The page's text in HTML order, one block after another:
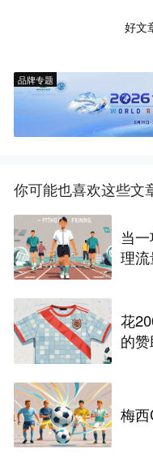
好文
品牌专题
你可能也喜欢这些文
当
理
花
的
梅